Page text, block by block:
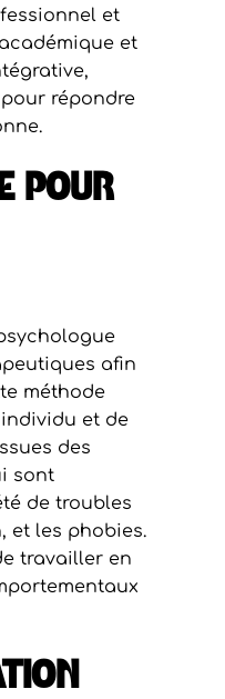
et
et
répondre
POUR
afin
méthode
et de
des
sont
de troubles
et les phobies.
travailler en